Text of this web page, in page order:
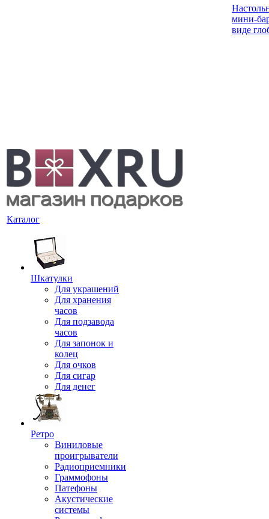
мини-
виде
Каталог
Шкатулки
Для украшений
Для хранения
часов
Для подзавода
часов
Для запонок и
колец
Для очков
Для сигар
Для денег
Ретро
Виниловые
проигрыватели
Радиоприемники
Граммофоны
Патефоны
Акустические
системы